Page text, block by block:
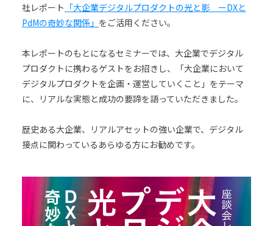
社レポート 「大企業デジタルプロダクトの光と影 ーDXと
PdMの奇妙な関係」 をご活用ください。
本レポートのもとになるセミナーでは、大企業でデジタル
プロダクトに携わるゲストをお招きし、「大企業において
デジタルプロダクトを企画・運営していくこと」をテーマ
に、リアルな実態と成功の要諦を語っていただきました。
歴史ある大企業、リアルアセットの強い企業で、デジタル
接点に関わっているあらゆる方にお勧めです。